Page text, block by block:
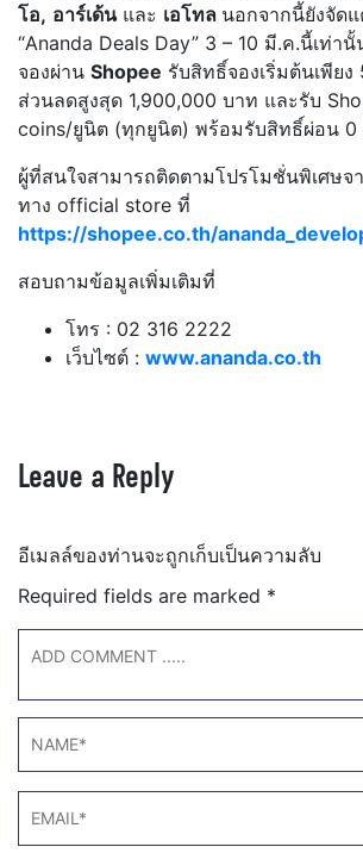
โอ, อาร์เด้นและ เอโทล นอกจากนี้ยังจัด
“Ananda Deals Day” 3 – 10 มี.ค.นี้เท่า
จองผ่าน Shopee รับสิทธิ์จองเริ่มต้นเพีย
ส่วนลดสูงสุด 1,900,000 บาท และรับ
coins/ยูนิต (ทุกยูนิต) พร้อมรับสิทธิ์ผ่อน 0
ผู้ที่สนใจสามารถติดตามโปรโมชั่นพิเศษจ
ทาง official store ที่
https://shopee.co.th/
สอบถามข้อมูลเพิ่มเติมที่
โทร : 02 316 2222
เว็บไซต์ : www.ananda.co.th
Leave a Reply
อีเมลล์ของท่านจะถูกเก็บเป็นความลับ
Required fields are marked *